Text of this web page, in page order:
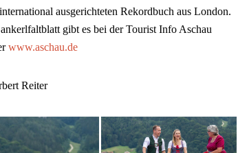
ausgerichteten Rekordbuch aus London.
gibt es bei der Tourist Info Aschau
www.aschau.de
Reiter